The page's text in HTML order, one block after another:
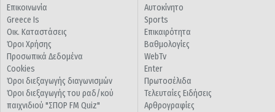
Επικοινωνία
Greece Is
Οικ. Καταστάσεις
Όροι Χρήσης
Προσωπικά Δεδομένα
Cookies
Όροι διεξαγωγής διαγωνισμών
Όροι διεξαγωγής του ραδ/κού
παιχνιδιού "ΣΠΟΡ FM Quiz"
Αυτοκίνητο
Sports
Επικαιρότητα
Βαθμολογίες
WebTv
Enter
Πρωτοσέλιδα
Τελευταίες Ειδήσεις
Αρθρογραφίες